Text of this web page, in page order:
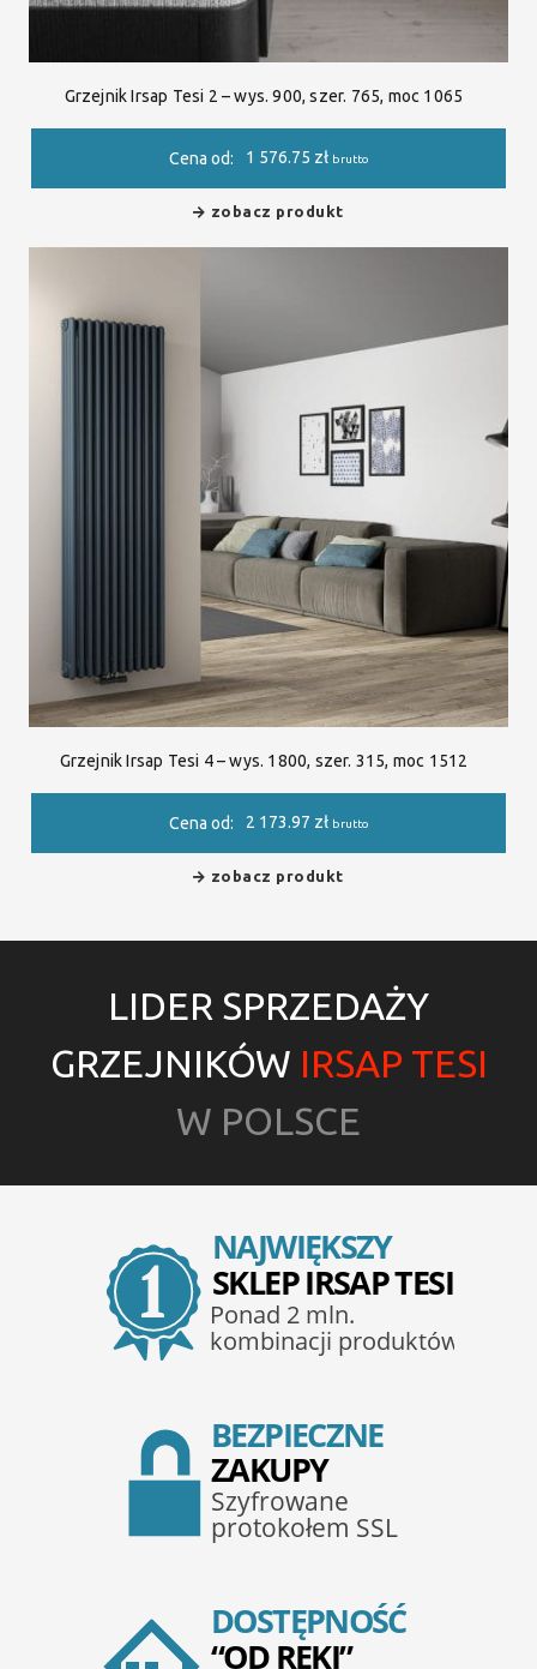
Grzejnik Irsap Tesi 2 – wys. 900, szer. 765, moc 1065
Cena od: 1 576.75 zł brutto
zobacz produkt
Grzejnik Irsap Tesi 4 – wys. 1800, szer. 315, moc 1512
Cena od: 2 173.97 zł brutto
zobacz produkt
LIDER SPRZEDAŻY
GRZEJNIKÓW IRSAP TESI
W POLSCE